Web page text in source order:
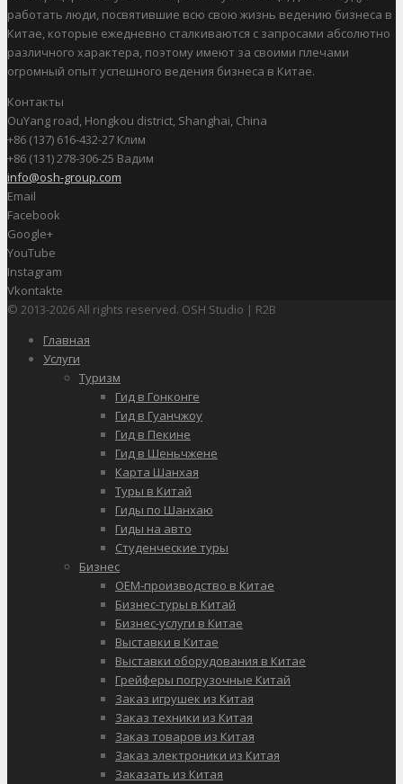
работать люди, посвятившие всю свою жизнь ведению бизнеса в
Китае, которые ежедневно сталкиваются с запросами абсолютно
различного характера, поэтому имеют за своими плечами
огромный опыт успешного ведения бизнеса в Китае.
Контакты
OuYang road, Hongkou district, Shanghai, China
+86 (137) 616-432-27 Клим
+86 (131) 278-306-25 Вадим
info@osh-group.com
Email
Facebook
Google+
YouTube
Instagram
Vkontakte
© 2013-2026 All rights reserved. OSH Studio | R2B
Главная
Услуги
Туризм
Гид в Гонконге
Гид в Гуанчжоу
Гид в Пекине
Гид в Шеньчжене
Карта Шанхая
Туры в Китай
Гиды по Шанхаю
Гиды на авто
Студенческие туры
Бизнес
OEM-производство в Китае
Бизнес-туры в Китай
Бизнес-услуги в Китае
Выставки в Китае
Выставки оборудования в Китае
Грейферы погрузочные Китай
Заказ игрушек из Китая
Заказ техники из Китая
Заказ товаров из Китая
Заказ электроники из Китая
Заказать из Китая